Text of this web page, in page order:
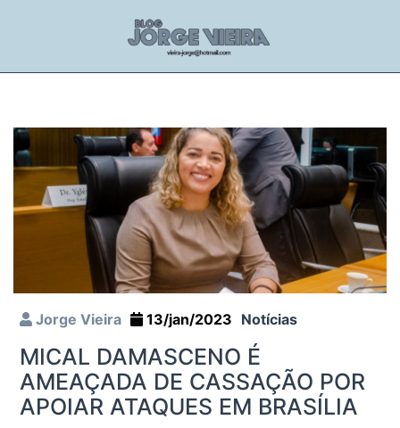
Jorge Vieira 13/jan/2023 Notícias
MICAL DAMASCENO É
AMEAÇADA DE CASSAÇÃO POR
APOIAR ATAQUES EM BRASÍLIA